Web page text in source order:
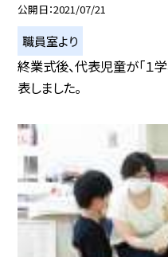
公開日 2021/07/21
職員室より
終業式後、代表児童が「１
表しました。